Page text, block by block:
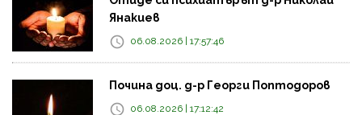
Янакиев
06.08.2026 | 17:57:46
Почина доц. д-р Георги Поптодоров
06.08.2026 | 17:12:42